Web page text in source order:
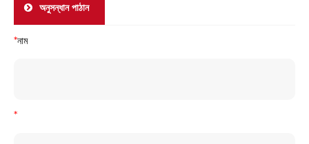
অনুসন্ধান পাঠান
*নাম
*